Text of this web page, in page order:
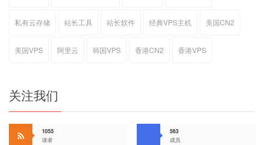
私有云存储 站长工具 站长软件 经典VPS主机 美国CN2
美国VPS 阿里云 韩国VPS 香港CN2 香港VPS
关注我们
1055
读者
563
成员